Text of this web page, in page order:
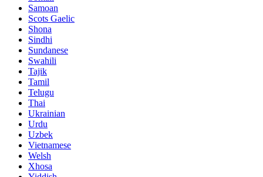
Samoan
Scots Gaelic
Shona
Sindhi
Sundanese
Swahili
Tajik
Tamil
Telugu
Thai
Ukrainian
Urdu
Uzbek
Vietnamese
Welsh
Xhosa